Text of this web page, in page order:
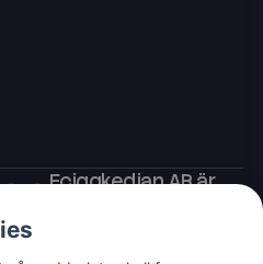
Eciggkedjan AB är
som engångsvape,